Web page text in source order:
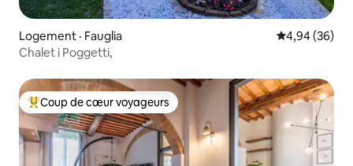
Logement · Fauglia Note
4,94 (36)
Chalet i Poggetti,
Coup de cœur voyageurs parmi les plus aimés
Coup de cœur voyageurs